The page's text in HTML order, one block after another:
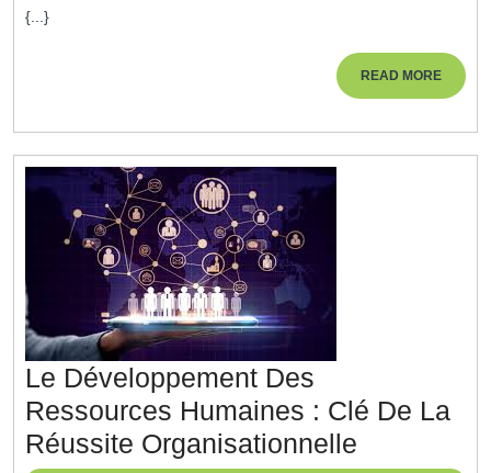
Humaines
RH
Innovants
{...}
READ MOREREAD
MORE
Le Développement Des
Ressources Humaines : Clé De La
Réussite Organisationnelle